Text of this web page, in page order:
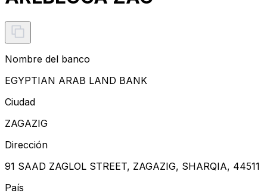
Nombre del banco
EGYPTIAN ARAB LAND BANK
Ciudad
ZAGAZIG
Dirección
91 SAAD ZAGLOL STREET, ZAGAZIG, SHARQIA, 44511
País